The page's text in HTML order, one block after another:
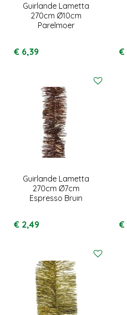
Guirlande Lametta
270cm Ø10cm
Parelmoer
€ 6,39 €
Guirlande Lametta
270cm Ø7cm
Espresso Bruin
€ 2,49 €